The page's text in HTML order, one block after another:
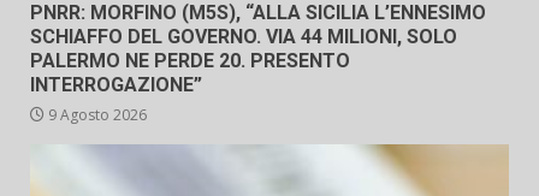
PNRR: MORFINO (M5S), “ALLA SICILIA L’ENNESIMO
SCHIAFFO DEL GOVERNO. VIA 44 MILIONI, SOLO
PALERMO NE PERDE 20. PRESENTO
INTERROGAZIONE”
9 Agosto 2026